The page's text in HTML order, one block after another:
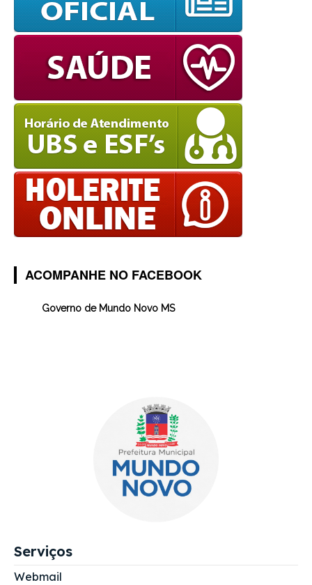
ACOMPANHE NO FACEBOOK
Governo de Mundo Novo MS
Serviços
Webmail